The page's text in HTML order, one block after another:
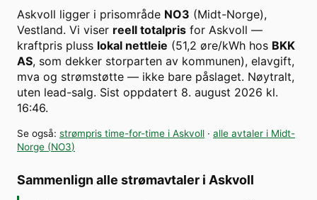
Askvoll ligger i prisområde NO3 (Midt-Norge),
Vestland. Vi viser reell totalpris for Askvoll —
kraftpris pluss lokal nettleie (51,2 øre/kWh hos BKK
AS, som dekker storparten av kommunen), elavgift,
mva og strømstøtte — ikke bare påslaget. Nøytralt,
uten lead-salg. Sist oppdatert 8. august 2026 kl.
16:46.
Se også: strømpris time-for-time i Askvoll · alle avtaler i Midt-
Norge (NO3)
Sammenlign alle strømavtaler i Askvoll